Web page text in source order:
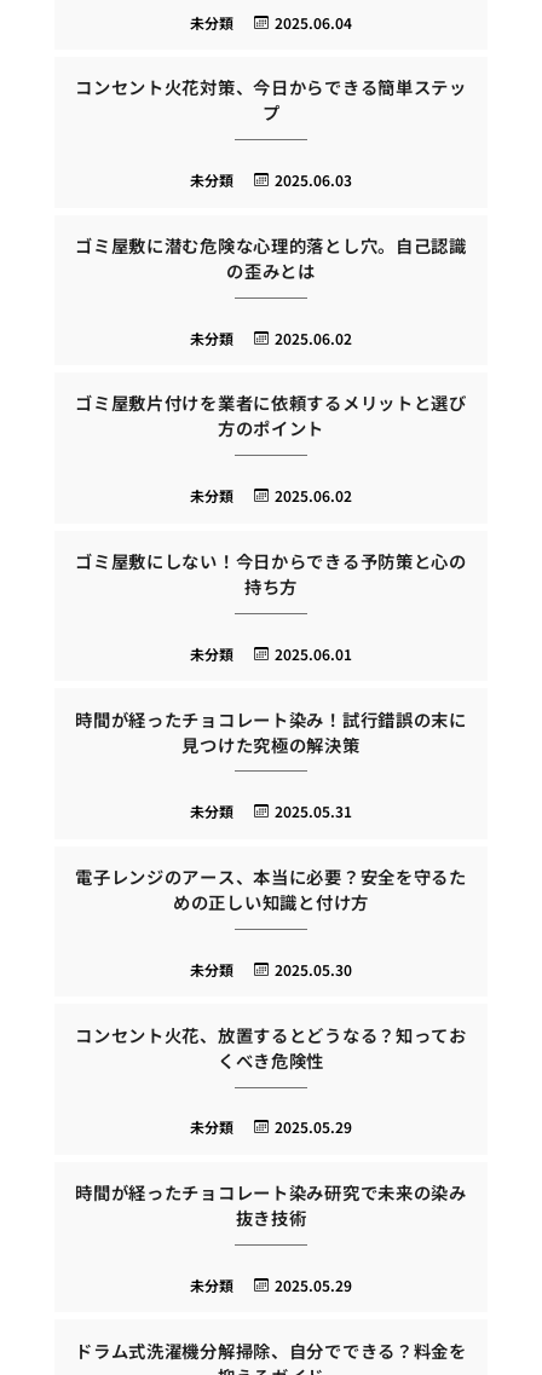
2025.06.04
未分類
コンセント火花対策、今日からできる簡単ステッ
プ
2025.06.03
未分類
ゴミ屋敷に潜む危険な心理的落とし穴。自己認識
の歪みとは
2025.06.02
未分類
ゴミ屋敷片付けを業者に依頼するメリットと選び
方のポイント
2025.06.02
未分類
ゴミ屋敷にしない！今日からできる予防策と心の
持ち方
2025.06.01
未分類
時間が経ったチョコレート染み！試行錯誤の末に
見つけた究極の解決策
2025.05.31
未分類
電子レンジのアース、本当に必要？安全を守るた
めの正しい知識と付け方
2025.05.30
未分類
コンセント火花、放置するとどうなる？知ってお
くべき危険性
2025.05.29
未分類
時間が経ったチョコレート染み研究で未来の染み
抜き技術
2025.05.29
未分類
ドラム式洗濯機分解掃除、自分でできる？料金を